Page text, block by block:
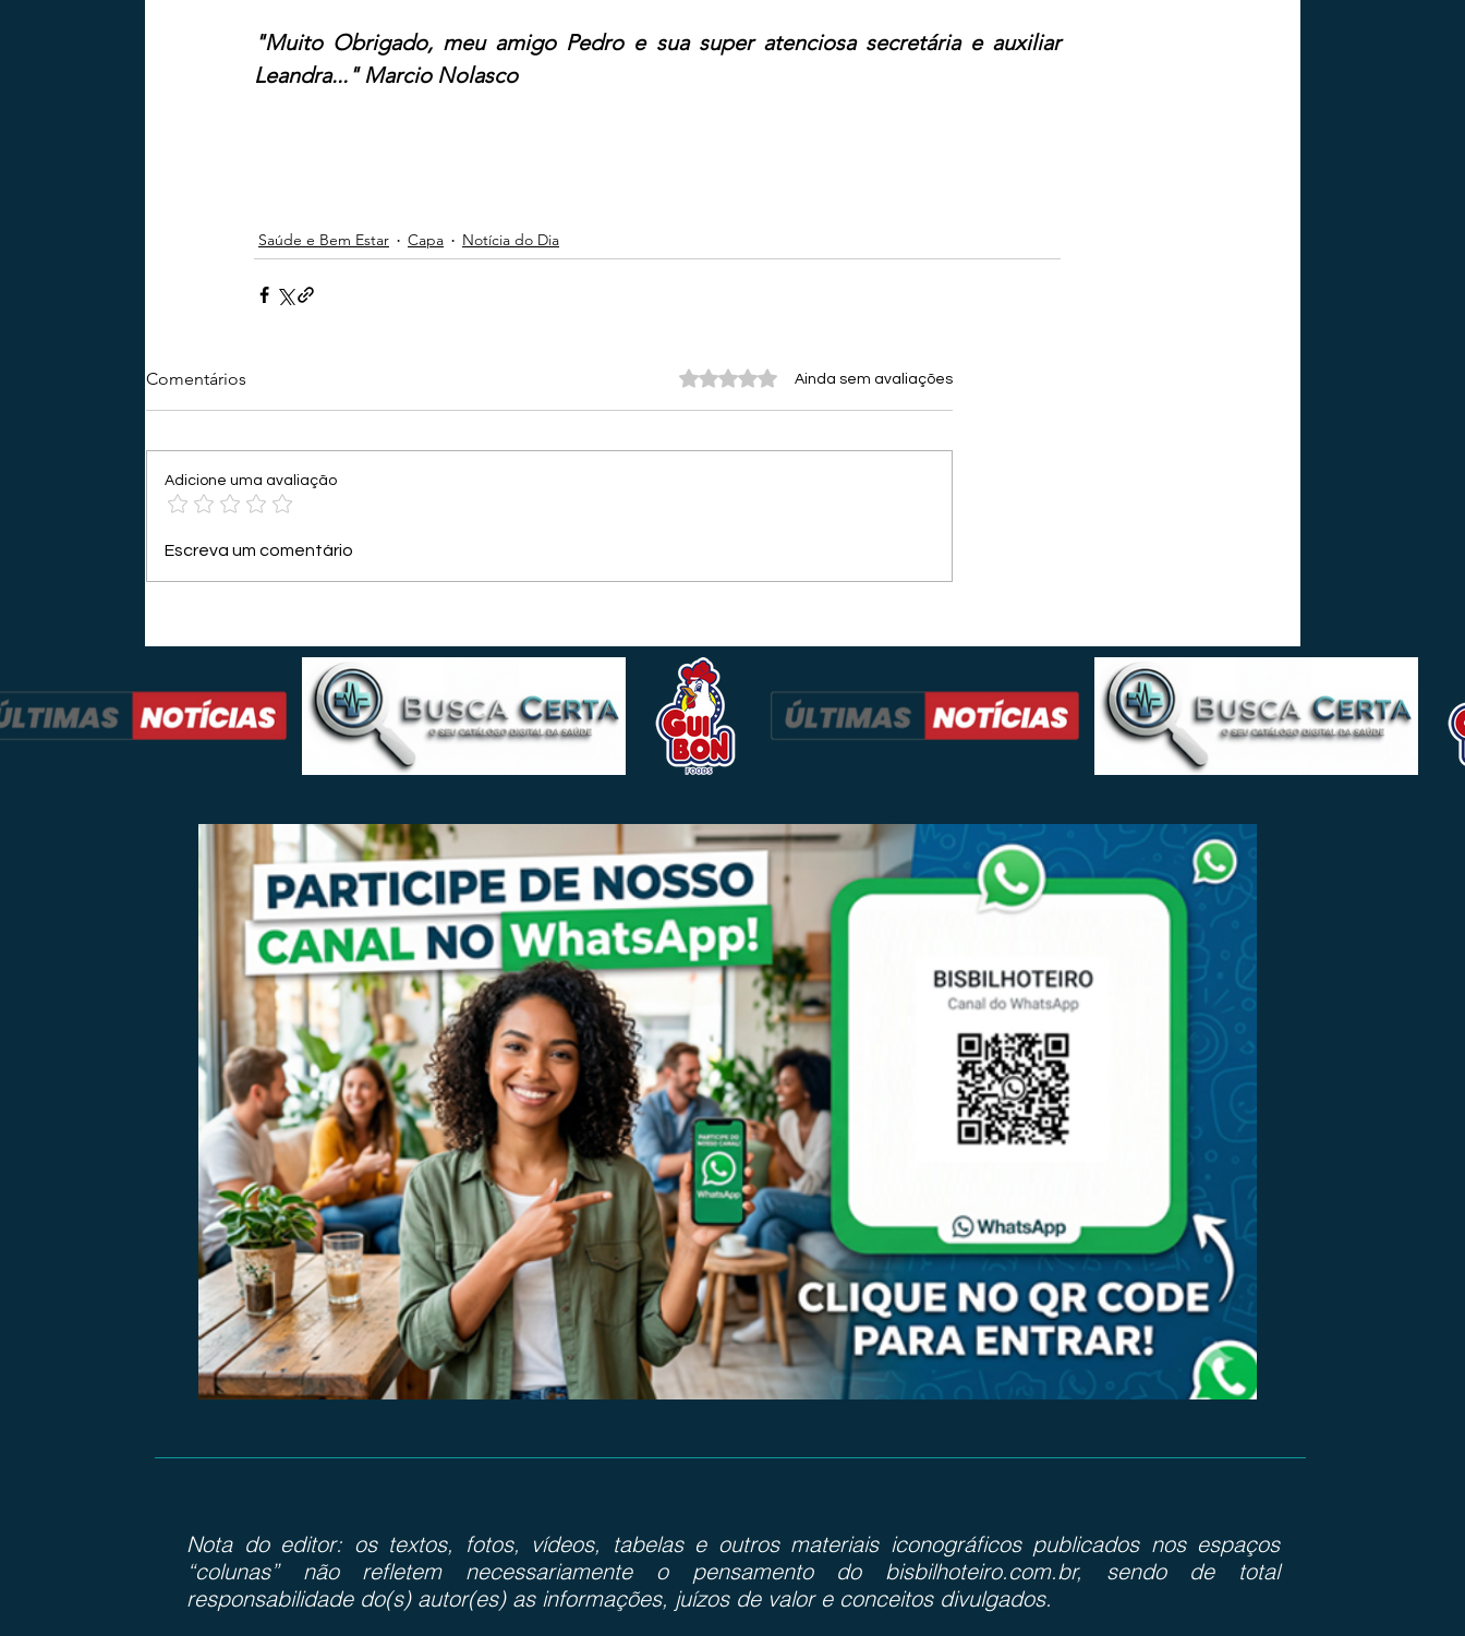
"Muito Obrigado, meu amigo Pedro e sua super atenciosa secretária e auxiliar
Leandra..." Marcio Nolasco
Saúde e Bem Estar Capa Notícia do Dia
Comentários Avaliado com 0 de 5 estrelas.
Ainda sem avaliações
Adicione uma avaliação
Escreva um comentário
Nota do editor: os textos, fotos, vídeos, tabelas e outros materiais iconográficos publicados nos espaços
“colunas” não refletem necessariamente o pensamento do bisbilhoteiro.com.br, sendo de total
responsabilidade do(s) autor(es) as informações, juízos de valor e conceitos divulgados.